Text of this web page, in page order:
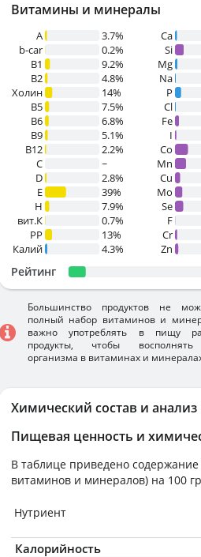
Химический состав и
Пищевая ценность и
В таблице приведено
витаминов и минералов) на 100
Нутриент
Калорийность
Витамины и минералы
A
3.7%
b-car
0.2%
В1
9.2%
B2
4.8%
Холин
14%
B5
7.5%
B6
6.8%
B9
5.1%
B12
2.2%
C
~
D
2.8%
E
39%
H
7.9%
вит.К
0.7%
PP
13%
Калий
4.3%
Ca
Si
Mg
Na
P
Cl
Fe
I
Co
Mn
Cu
Mo
Se
F
Cr
Zn
Рейтинг
Большинство продуктов не
полный набор витаминов и
важно употреблять в пищу
продукты, чтобы восполнять
организма в витаминах и